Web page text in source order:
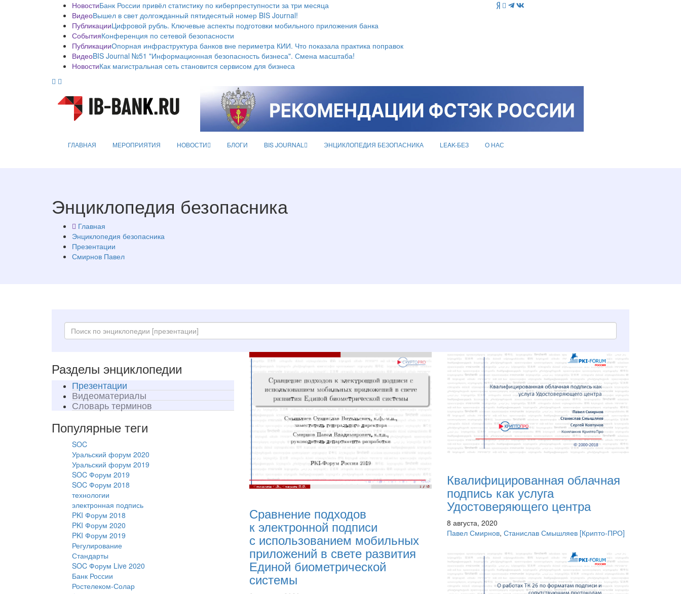
НовостиБанк России привёл статистику по киберпреступности за три месяца
ВидеоВышел в свет долгожданный пятидесятый номер BIS Journal!
ПубликацииЦифровой рубль. Ключевые аспекты подготовки мобильного приложения банка
СобытияКонференция по сетевой безопасности
ПубликацииОпорная инфраструктура банков вне периметра КИИ. Что показала практика поправок
ВидеоBIS Journal №51 "Информационная безопасность бизнеса". Смена масштаба!
НовостиКак магистральная сеть становится сервисом для бизнеса
ГЛАВНАЯ МЕРОПРИЯТИЯ НОВОСТИ БЛОГИ BIS JOURNAL ЭНЦИКЛОПЕДИЯ БЕЗОПАСНИКА LEAK-БЕЗ О НАС
Энциклопедия безопасника
Главная
Энциклопедия безопасника
Презентации
Смирнов Павел
Разделы энциклопедии
Презентации
Видеоматериалы
Словарь терминов
Популярные теги
SOC
Уральский форум 2020
Уральский форум 2019
SOC Форум 2019
SOC Форум 2018
технологии
электронная подпись
PKI Форум 2018
PKI Форум 2020
PKI Форум 2019
Регулирование
Стандарты
SOC Форум Live 2020
Банк России
Ростелеком-Солар
Сравнение подходов
к электронной подписи
с использованием мобильных
приложений в свете развития
Единой биометрической
системы
Квалифицированная облачная
подпись как услуга
Удостоверяющего центра
8 августа, 2020
Павел Смирнов, Станислав Смышляев [Крипто-ПРО]